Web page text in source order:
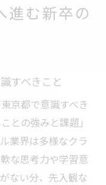
進む新卒の
すべきこと
京都で意識すべき
との強みと課題」
業界は多様なクラ
な思考力や学習意
ない分、先入観な